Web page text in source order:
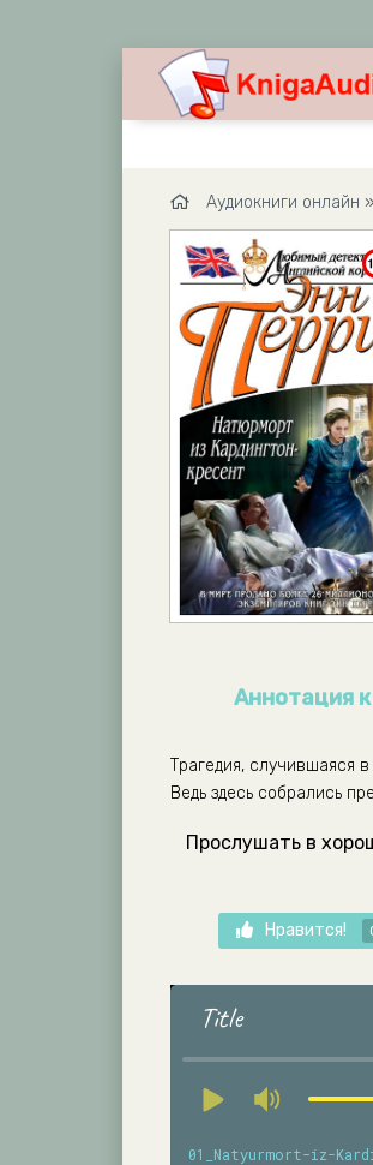
Аудиокниги онлайн »
Аннотация
Трагедия, случившаяся
Ведь здесь собрались
Прослушать в
Нравится!
Title
01_Natyurmort-iz-